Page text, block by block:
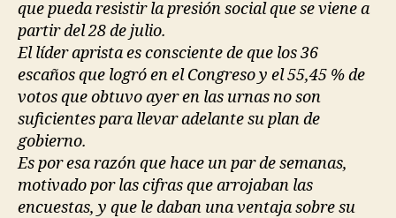
que pueda resistir la presión social que se viene a
partir del 28 de julio.
El líder aprista es consciente de que los 36
escaños que logró en el Congreso y el 55,45 % de
votos que obtuvo ayer en las urnas no son
suficientes para llevar adelante su plan de
gobierno.
Es por esa razón que hace un par de semanas,
motivado por las cifras que arrojaban las
encuestas, y que le daban una ventaja sobre su